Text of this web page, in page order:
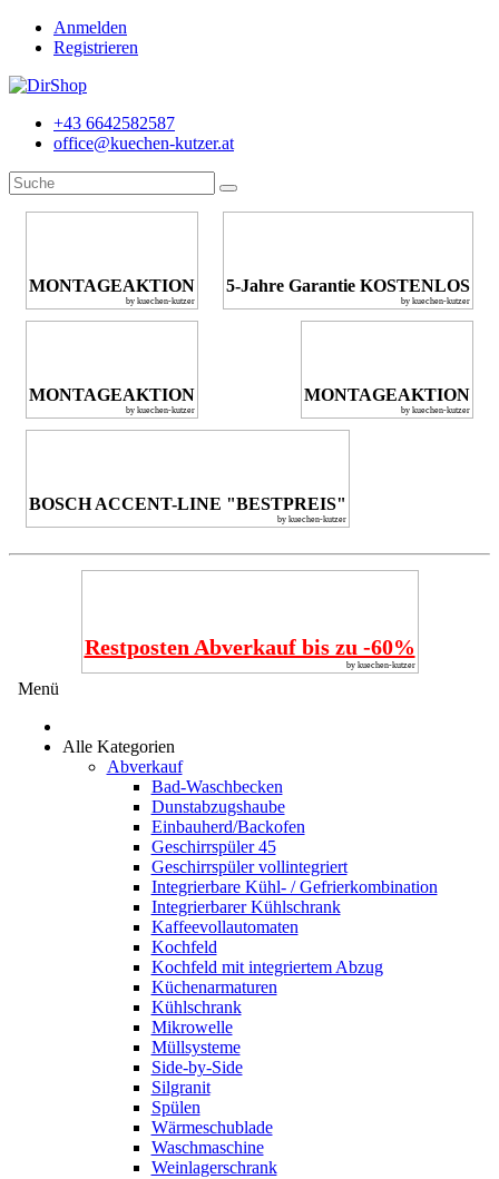
Anmelden
Registrieren
+43 6642582587
office@kuechen-kutzer.at
MONTAGEAKTION
by kuechen-kutzer
5-Jahre Garantie KOSTENLOS
by kuechen-kutzer
MONTAGEAKTION
by kuechen-kutzer
MONTAGEAKTION
by kuechen-kutzer
BOSCH ACCENT-LINE "BESTPREIS"
by kuechen-kutzer
Restposten Abverkauf bis zu -60%
by kuechen-kutzer
Menü
Alle Kategorien
Abverkauf
Bad-Waschbecken
Dunstabzugshaube
Einbauherd/Backofen
Geschirrspüler 45
Geschirrspüler vollintegriert
Integrierbare Kühl- / Gefrierkombination
Integrierbarer Kühlschrank
Kaffeevollautomaten
Kochfeld
Kochfeld mit integriertem Abzug
Küchenarmaturen
Kühlschrank
Mikrowelle
Müllsysteme
Side-by-Side
Silgranit
Spülen
Wärmeschublade
Waschmaschine
Weinlagerschrank